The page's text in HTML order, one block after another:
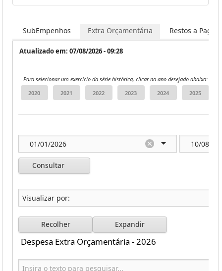
SubEmpenhos Extra Orçamentária Restos a Pagar
Atualizado em: 07/08/2026 - 09:28
Para selecionar um exercício da série histórica, clicar no ano desejado abaixo:
Consultar
Recolher Expandir
Despesa Extra Orçamentária - 2026